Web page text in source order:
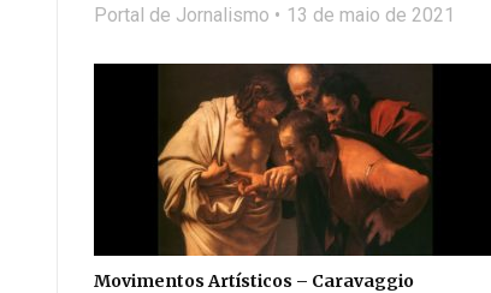
Portal de Jornalismo 13 de maio de 2021
Movimentos Artísticos – Caravaggio